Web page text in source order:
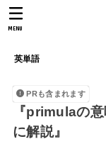
英単語
MENU
PRも含まれます
『primulaの
に解説』